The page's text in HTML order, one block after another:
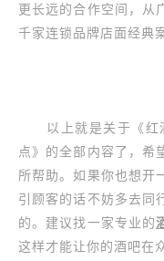
更长远的合作空间，从
千家连锁品牌店面经典
以上就是关于《红
点》的全部内容了，希
所帮助。如果你也想开
引顾客的话不妨多去同
的。建议找一家专业的
这样才能让你的酒吧在